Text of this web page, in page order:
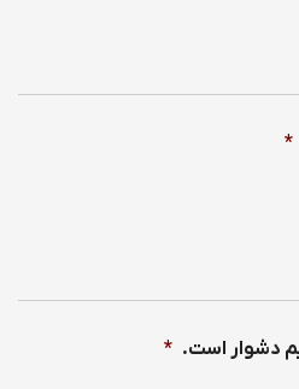
*
*